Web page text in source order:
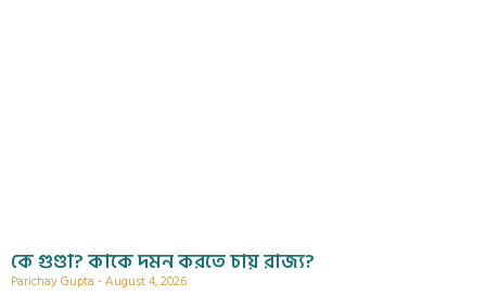
কে গুণ্ডা? কাকে দমন করতে চায় রাজ্য?
Parichay Gupta August 4, 2026